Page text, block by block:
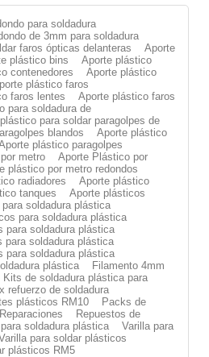
para soldadura
de 3mm para soldadura
faros ópticas delanteras
Aporte
plástico bins
Aporte plástico
contenedores
Aporte plástico
plástico faros
faros lentes
Aporte plástico faros
para soldadura de
para soldar paragolpes de
blandos
Aporte plástico
plástico paragolpes
metro
Aporte Plástico por
plástico por metro redondos
radiadores
Aporte plástico
tanques
Aporte plásticos
soldadura plástica
para soldadura plástica
para soldadura plástica
para soldadura plástica
para soldadura plástica
plástica
Filamento 4mm
Kits de soldadura plástica para
refuerzo de soldadura
plásticos RM10
Packs de
Reparaciones
Repuestos de
soldadura plástica
Varilla para
para soldar plásticos
plásticos RM5